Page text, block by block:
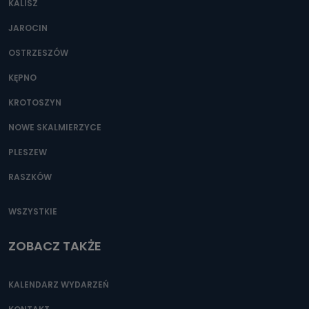
Można to zrobić pod numerem telefonu 62 735-51-05 lub
KALISZ
JAROCIN
OSTRZESZÓW
KĘPNO
KROTOSZYN
NOWE SKALMIERZYCE
PLESZEW
RASZKÓW
WSZYSTKIE
ZOBACZ TAKŻE
KALENDARZ WYDARZEŃ